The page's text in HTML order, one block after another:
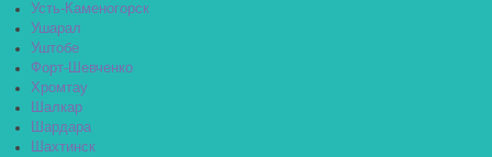
Усть-Каменогорск
Ушарал
Уштобе
Форт-Шевченко
Хромтау
Шалкар
Шардара
Шахтинск